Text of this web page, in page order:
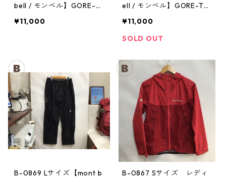
bell / モンベル】GORE-T
パンツ：メンズBK
¥11,000
ell / モンベル】GORE-TE
ンツ：メンズBK
¥11,000
SOLD OUT
B-0869 Lサイズ【mont b
B-0867 Sサイズ レディ